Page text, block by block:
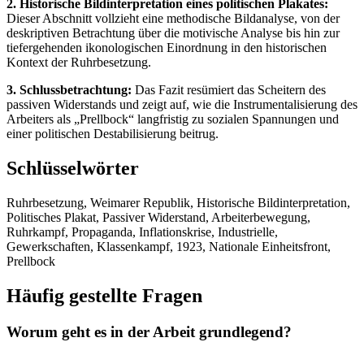
2. Historische Bildinterpretation eines politischen Plakates:
Dieser Abschnitt vollzieht eine methodische Bildanalyse, von der
deskriptiven Betrachtung über die motivische Analyse bis hin zur
tiefergehenden ikonologischen Einordnung in den historischen
Kontext der Ruhrbesetzung.
3. Schlussbetrachtung: Das Fazit resümiert das Scheitern des
passiven Widerstands und zeigt auf, wie die Instrumentalisierung des
Arbeiters als „Prellbock“ langfristig zu sozialen Spannungen und
einer politischen Destabilisierung beitrug.
Schlüsselwörter
Ruhrbesetzung, Weimarer Republik, Historische Bildinterpretation,
Politisches Plakat, Passiver Widerstand, Arbeiterbewegung,
Ruhrkampf, Propaganda, Inflationskrise, Industrielle,
Gewerkschaften, Klassenkampf, 1923, Nationale Einheitsfront,
Prellbock
Häufig gestellte Fragen
Worum geht es in der Arbeit grundlegend?